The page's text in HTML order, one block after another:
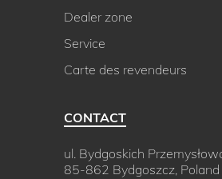
Dealer zone
Service
Carte des revendeurs
CONTACT
ul. Bydgoskich
85-862 Bydgoszcz, Poland